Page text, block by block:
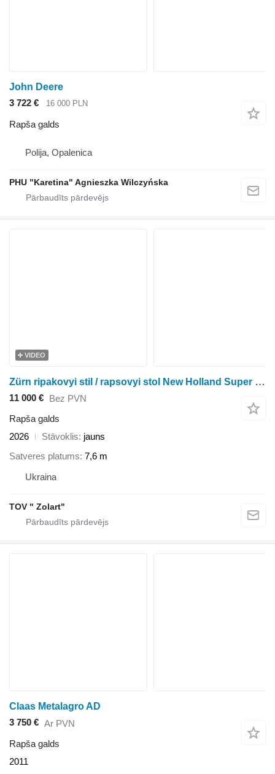
John Deere
3 722 €
16 000 PLN
Rapša galds
Polija, Opalenica
PHU "Karetina" Agnieszka Wilczyńska
VIDEO
Zürn ripakovyi stil / rapsovyi stol New Holland Super Flex
11 000 € Bez PVN
Rapša galds
2026
Stāvoklis jauns
Satveres platums 7,6 m
Ukraina
TOV " Zolart"
Claas Metalagro AD
3 750 € Ar PVN
Rapša galds
2011